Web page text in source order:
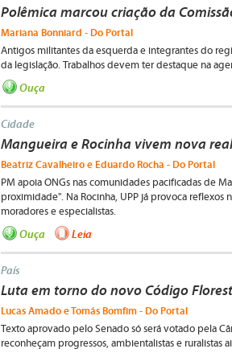
Polêmica marcou criação da
Mariana Bonniard - Do Portal
Antigos militantes da esquerda e integrantes do
da legislação. Trabalhos devem ter destaque na
Ouça
Cidade
Mangueira e Rocinha vivem nova
Beatriz Cavalheiro e Eduardo Rocha - Do Portal
PM apoia ONGs nas comunidades pacificadas de
proximidade". Na Rocinha, UPP já provoca
moradores e especialistas.
Ouça Leia
País
Luta em torno do novo Código
Lucas Amado e Tomás Bomfim - Do Portal
Texto aprovado pelo Senado só será votado pela
reconheçam progressos, ambientalistas e ruralistas